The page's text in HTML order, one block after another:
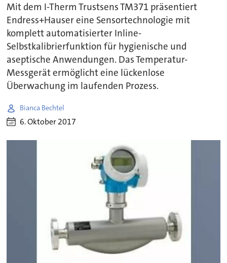
Mit dem I-Therm Trustsens TM371 präsentiert
Endress+Hauser eine Sensortechnologie mit
komplett automatisierter Inline-
Selbstkalibrierfunktion für hygienische und
aseptische Anwendungen. Das Temperatur-
Messgerät ermöglicht eine lückenlose
Überwachung im laufenden Prozess.
Bianca Bechtel
6. Oktober 2017